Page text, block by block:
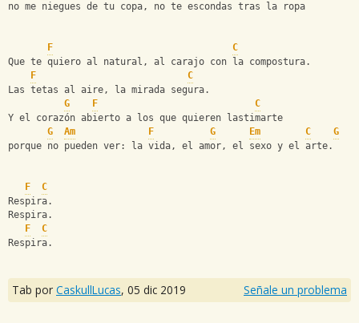
no me niegues de tu copa, no te escondas tras la ropa
F
C
Que te quiero al natural, al carajo con la compostura.
F
C
Las tetas al aire, la mirada segura.
G
F
C
Y el corazón abierto a los que quieren lastimarte
G
Am F G Em C
G
porque no pueden ver: la vida, el amor, el sexo y el arte.
F
C
Respira.
Respira.
F
C
Respira.
Tab por CaskullLucas, 05 dic 2019 Señale un problema